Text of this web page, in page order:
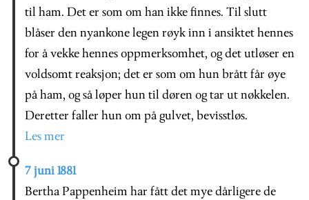
til ham. Det er som om han ikke finnes. Til slutt
blåser den nyankone legen røyk inn i ansiktet hennes
for å vekke hennes oppmerksomhet, og det utløser en
voldsomt reaksjon; det er som om hun brått får øye
på ham, og så løper hun til døren og tar ut nøkkelen.
Deretter faller hun om på gulvet, bevisstløs.
Les mer
7 juni 1881
Bertha Pappenheim har fått det mye dårligere de